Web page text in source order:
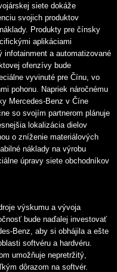
siete dokáže
svojich produktov
Produkty pre čínsky
aplikáciami
a automatizované
ofenzívy bude
vyvinuté pre Čínu, vo
pohonu. Napriek náročnému
Mercedes-Benz v Číne
so svojím partnerom plánuje
lokalizácia dielov
o zníženie materiálových
náklady na výrobu
úpravy siete obchodníkov
výskumu a vývoja
bude naďalej investovať
Benz, aby si obhájila a ešte
softvéru a hardvéru.
umožňuje nepretržitý,
dôrazom na softvér.